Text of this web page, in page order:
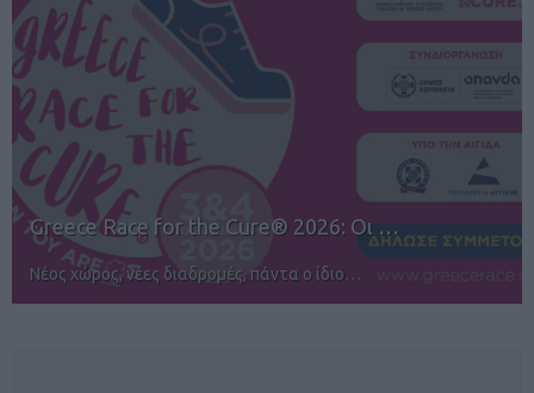
12ος TUI Rhodes Marathon: Άνοιγμα ε…
Αγώνες για όλους στην Ρόδο